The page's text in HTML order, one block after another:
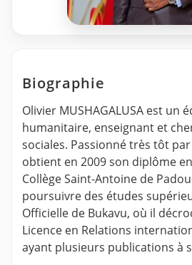
Biographie
Olivier MUSHAGALUSA est un
humanitaire, enseignant et
sociales. Passionné très tôt
obtient en 2009 son diplôme
Collège Saint-Antoine de
poursuivre des études
Officielle de Bukavu, où il
Licence en Relations
ayant plusieurs publications à